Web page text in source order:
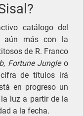
catálogo del
aún más con la
de R. Franco
, Fortune Jungleo
de títulos irá
en progreso un
luz a partir de la
a la fecha.